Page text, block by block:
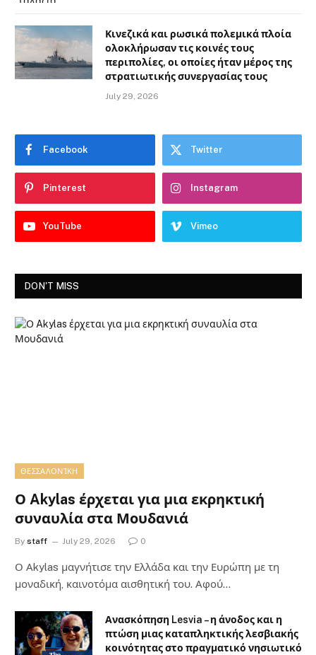
Κινεζικά και ρωσικά πολεμικά πλοία
ολοκλήρωσαν τις κοινές τους
περιπολίες, οι οποίες ήταν μέρος της
στρατιωτικής συνεργασίας τους
July 29, 2026
Facebook Twitter
Pinterest Instagram
YouTube Vimeo
DON'T MISS
ΘΕΣΣΑΛΟΝΊΚΗ
Ο Akylas έρχεται για μια εκρηκτική
συναυλία στα Μουδανιά
By staff July 29, 2026 0
Ο Αkylas μαγνήτισε την Ελλάδα και την Ευρώπη με τη
μοναδική, καινοτόμα αισθητική του. Αφού…
Ανασκόπηση Lesvia – η άνοδος και η
πτώση μιας καταπληκτικής λεσβιακής
κοινότητας στο πραγματικό νησιωτικό